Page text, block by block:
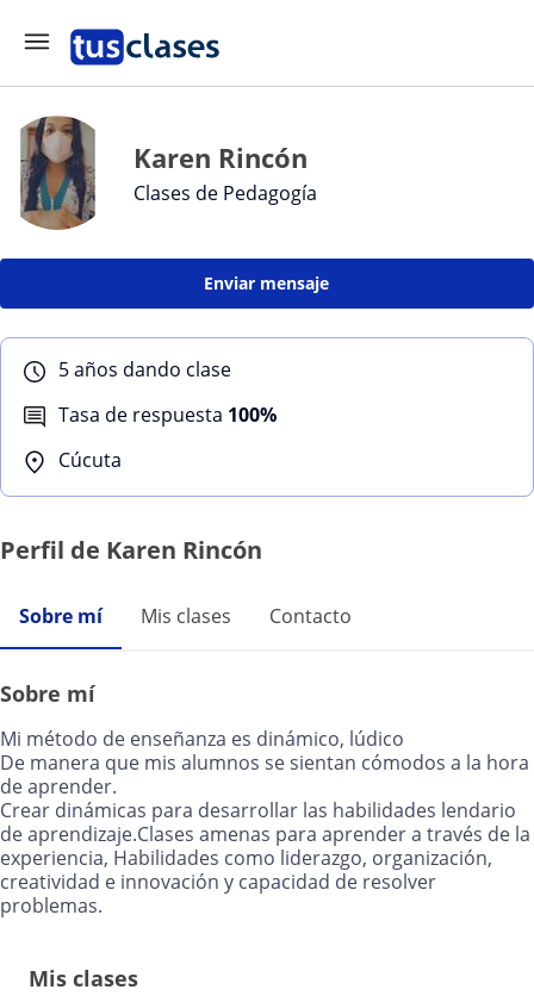
Karen Rincón
Clases de Pedagogía
Enviar mensaje
5 años dando clase
Tasa de respuesta 100%
Cúcuta
Perfil de Karen Rincón
Sobre mí Mis clases Contacto
Sobre mí
Mi método de enseñanza es dinámico, lúdico
De manera que mis alumnos se sientan cómodos a la hora
de aprender.
Crear dinámicas para desarrollar las habilidades lendario
de aprendizaje.Clases amenas para aprender a través de la
experiencia, Habilidades como liderazgo, organización,
creatividad e innovación y capacidad de resolver
problemas.
Mis clases